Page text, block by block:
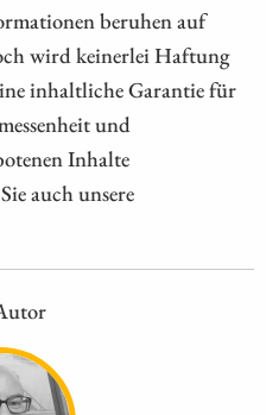
beruhen auf
wird keinerlei Haftung
inhaltliche Garantie für
und
Inhalte
auch unsere